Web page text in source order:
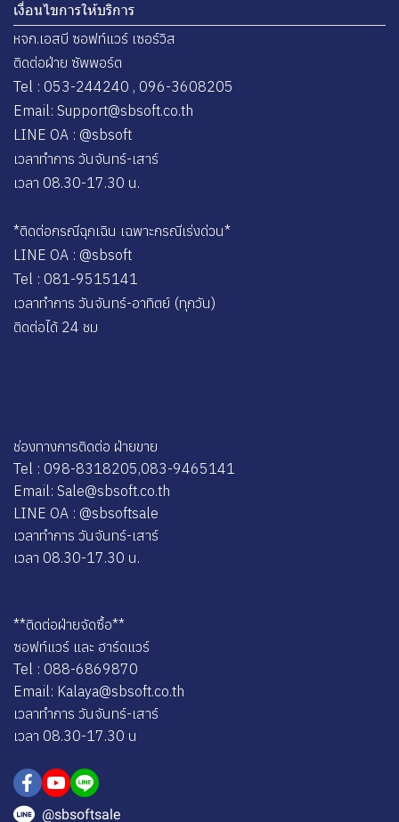
เงื่อนไขการให้บริการ
หจก.เอสบี ซอฟท์แวร์ เซอร์วิส
ติดต่อฝ่าย ซัพพอร์ต
Tel : 053-244240 , 096-3608205
Email: Support@sbsoft.co.th
LINE OA : @sbsoft
เวลาทำการ วันจันทร์-เสาร์
เวลา 08.30-17.30 น.
*ติดต่อกรณีฉุกเฉิน เฉพาะกรณีเร่งด่วน*
LINE OA : @sbsoft
Tel : 081-9515141
เวลาทำการ วันจันทร์-อาทิตย์ (ทุกวัน)
ติดต่อได้ 24 ชม
ช่องทางการติดต่อ ฝ่ายขาย
Tel : 098-8318205,083-9465141
Email: Sale@sbsoft.co.th
LINE OA : @sbsoftsale
เวลาทำการ วันจันทร์-เสาร์
เวลา 08.30-17.30 น.
**ติดต่อฝ่ายจัดซื้อ**
ซอฟท์แวร์ และ ฮาร์ดแวร์
Tel : 088-6869870
Email: Kalaya@sbsoft.co.th
เวลาทำการ วันจันทร์-เสาร์
เวลา 08.30-17.30 น
@sbsoftsale